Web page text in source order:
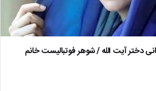
دختر آیت الله / شوهر فوتبالیست خانم